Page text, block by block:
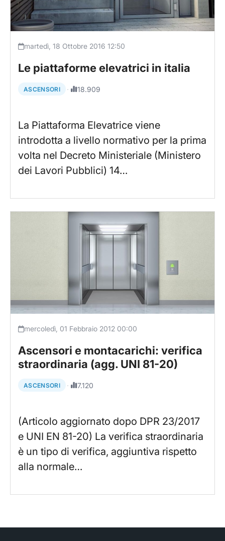
martedì, 18 Ottobre 2016 12:50
Le piattaforme elevatrici in italia
ASCENSORI · 18.909
La Piattaforma Elevatrice viene
introdotta a livello normativo per la prima
volta nel Decreto Ministeriale (Ministero
dei Lavori Pubblici) 14…
mercoledì, 01 Febbraio 2012 00:00
Ascensori e montacarichi: verifica
straordinaria (agg. UNI 81-20)
ASCENSORI · 7.120
(Articolo aggiornato dopo DPR 23/2017
e UNI EN 81-20) La verifica straordinaria
è un tipo di verifica, aggiuntiva rispetto
alla normale…